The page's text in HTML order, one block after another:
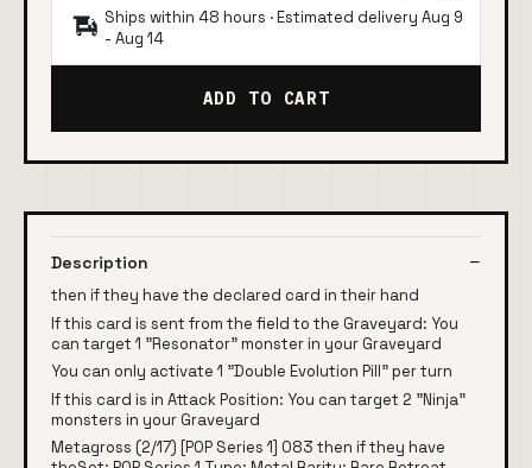
Ships within 48 hours · Estimated delivery Aug 9
- Aug 14
ADD TO CART
Description
then if they have the declared card in their hand
If this card is sent from the field to the Graveyard: You
can target 1 "Resonator" monster in your Graveyard
You can only activate 1 "Double Evolution Pill" per turn
If this card is in Attack Position: You can target 2 "Ninja"
monsters in your Graveyard
Metagross (2/17) [POP Series 1] 083 then if they have